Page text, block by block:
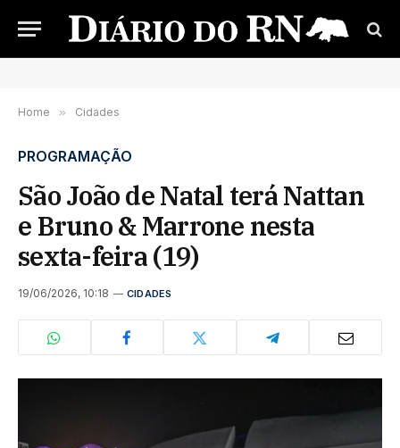
Home » Cidades
PROGRAMAÇÃO
São João de Natal terá Nattan
e Bruno & Marrone nesta
sexta-feira (19)
19/06/2026, 10:18 CIDADES